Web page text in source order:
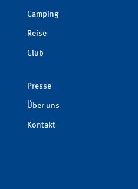
Camping
Reise
Club
Presse
Über uns
Kontakt